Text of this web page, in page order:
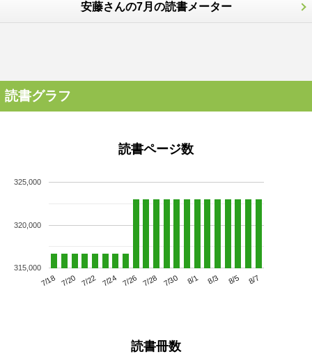
安藤さんの7月の読書メーター
読書グラフ
読書ページ数
7/18 7/20 7/22 7/24 7/26 7/28 7/30 8/1 8/3 8/5 8/7
315,000
320,000
325,000
読書冊数